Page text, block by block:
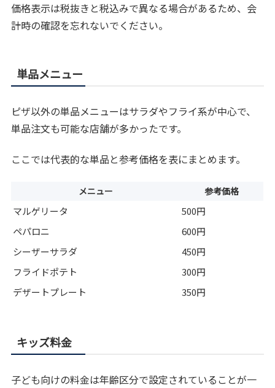
価格表示は税抜きと税込みで異なる場合があるため、会
計時の確認を忘れないでください。
単品メニュー
ピザ以外の単品メニューはサラダやフライ系が中心で、
単品注文も可能な店舗が多かったです。
ここでは代表的な単品と参考価格を表にまとめます。
メニュー 参考価格
マルゲリータ
500円
ペパロニ
600円
シーザーサラダ
450円
フライドポテト
300円
デザートプレート
350円
キッズ料金
子ども向けの料金は年齢区分で設定されていることが一